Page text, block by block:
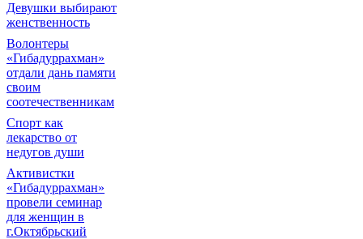
Девушки выбирают
женственность
Волонтеры
«Гибадуррахман»
отдали дань памяти
своим
соотечественникам
Спорт как
лекарство от
недугов души
Активистки
«Гибадуррахман»
провели семинар
для женщин в
г.Октябрьский